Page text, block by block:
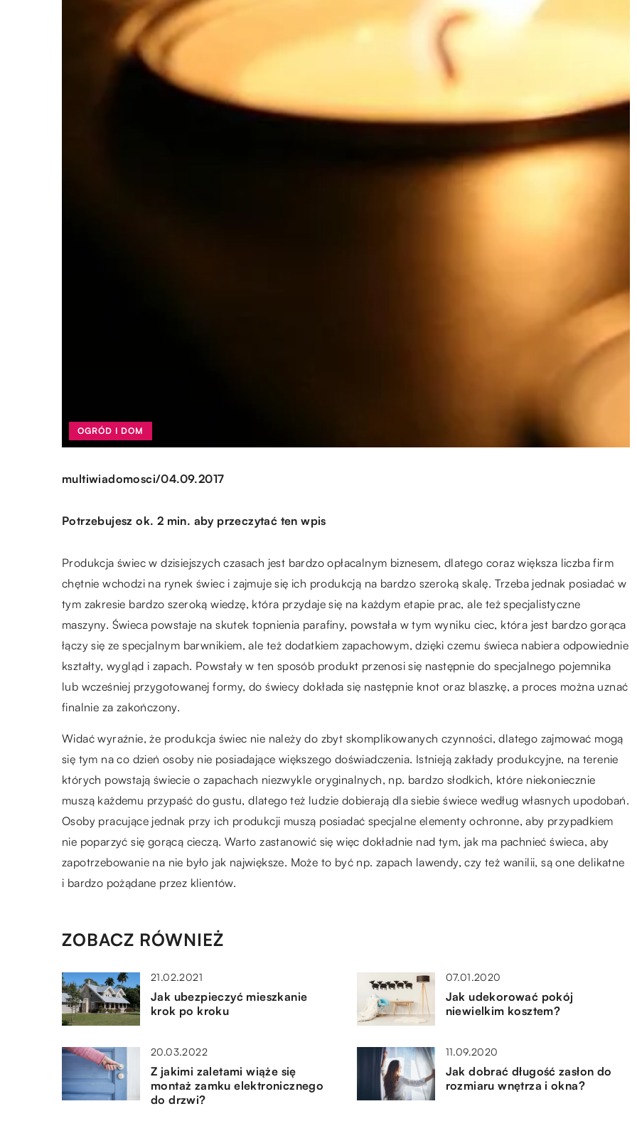
OGRÓD I DOM
multiwiadomosci/04.09.2017
Potrzebujesz ok. 2 min. aby przeczytać ten wpis
Produkcja świec w dzisiejszych czasach jest bardzo opłacalnym biznesem, dlatego coraz większa liczba firm
chętnie wchodzi na rynek świec i zajmuje się ich produkcją na bardzo szeroką skalę. Trzeba jednak posiadać w
tym zakresie bardzo szeroką wiedzę, która przydaje się na każdym etapie prac, ale też specjalistyczne
maszyny. Świeca powstaje na skutek topnienia parafiny, powstała w tym wyniku ciec, która jest bardzo gorąca
łączy się ze specjalnym barwnikiem, ale też dodatkiem zapachowym, dzięki czemu świeca nabiera odpowiednie
kształty, wygląd i zapach. Powstały w ten sposób produkt przenosi się następnie do specjalnego pojemnika
lub wcześniej przygotowanej formy, do świecy dokłada się następnie knot oraz blaszkę, a proces można uznać
finalnie za zakończony.
Widać wyraźnie, że produkcja świec nie należy do zbyt skomplikowanych czynności, dlatego zajmować mogą
się tym na co dzień osoby nie posiadające większego doświadczenia. Istnieją zakłady produkcyjne, na terenie
których powstają świecie o zapachach niezwykle oryginalnych, np. bardzo słodkich, które niekoniecznie
muszą każdemu przypaść do gustu, dlatego też ludzie dobierają dla siebie świece według własnych upodobań.
Osoby pracujące jednak przy ich produkcji muszą posiadać specjalne elementy ochronne, aby przypadkiem
nie poparzyć się gorącą cieczą. Warto zastanowić się więc dokładnie nad tym, jak ma pachnieć świeca, aby
zapotrzebowanie na nie było jak największe. Może to być np. zapach lawendy, czy też wanilii, są one delikatne
i bardzo pożądane przez klientów.
ZOBACZ RÓWNIEŻ
21.02.2021
Jak ubezpieczyć mieszkanie
krok po kroku
07.01.2020
Jak udekorować pokój
niewielkim kosztem?
20.03.2022
Z jakimi zaletami wiąże się
montaż zamku elektronicznego
do drzwi?
11.09.2020
Jak dobrać długość zasłon do
rozmiaru wnętrza i okna?